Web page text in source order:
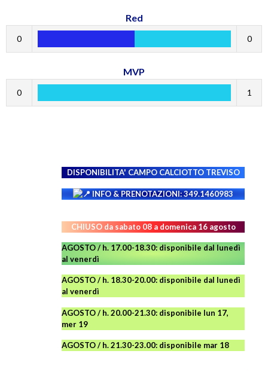
Red
0 0
MVP
0 1
DISPONIBILITA' CAMPO CALCIOTTO TREVISO
INFO & PRENOTAZIONI: 349.1460983
CHIUSO da sabato 08 a domenica 16 agosto
AGOSTO / h. 17.00-18.30: disponibile dal lunedì
al venerdì
AGOSTO/ h. 18.30-20.00: disponibile dal lunedì
al venerdì
AGOSTO / h. 20.00-21.30: disponibile lun 17,
mer 19
AGOSTO/ h. 21.30-23.00: disponibile mar 18